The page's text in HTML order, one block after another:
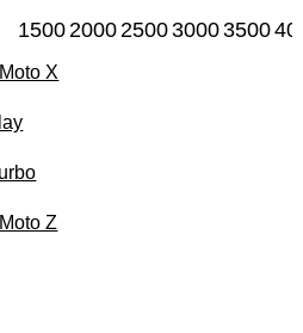
15002000250030003500
X
Z